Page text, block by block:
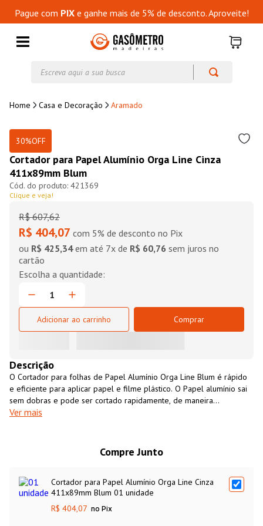
Pague com PIXe ganhe mais de 5% de desconto. Aproveite!
Casa e Decoração Aramado
30%OFF
Cortador para Papel Alumínio Orga Line Cinza
411x89mm Blum
421369
Clique e veja!
R$ 607,62
R$ 404,07 com 5% de desconto no Pix
ou R$ 425,34 em até 7x de R$ 60,76 sem juros no
cartão
Adicionar ao carrinho Comprar
Descrição
O Cortador para folhas de Papel Alumínio Orga Line Blum é rápido
e eficiente para aplicar papel e filme plástico. O Papel alumínio sai
sem dobras e pode ser cortado rapidamente, de maneira
confortável e limpa. O Cortador para folhas de Papel Alumínio Orga
Ver mais
Compre Junto
Cortador para Papel Alumínio Orga Line Cinza
411x89mm Blum 01 unidade
R$ 404,07 no Pix